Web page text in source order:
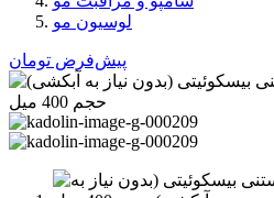
لوسیون مو
پیش‌فرض تومان